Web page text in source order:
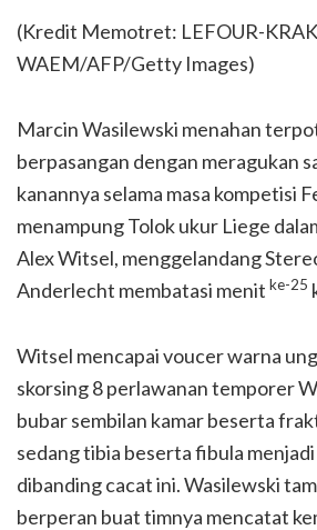
(Kredit Memotret: LEFOUR-
WAEM/AFP/Getty Images)
Marcin Wasilewski menahan
berpasangan dengan meragukan
kanannya selama masa kompetisi
menampung Tolok ukur Liege
Alex Witsel, menggelandang
Anderlecht membatasi menit ke-25
Witsel mencapai voucer warna
skorsing 8 perlawanan temporer
bubar sembilan kamar beserta
sedang tibia beserta fibula
dibanding cacat ini. Wasilewski
berperan buat timnya mencatat